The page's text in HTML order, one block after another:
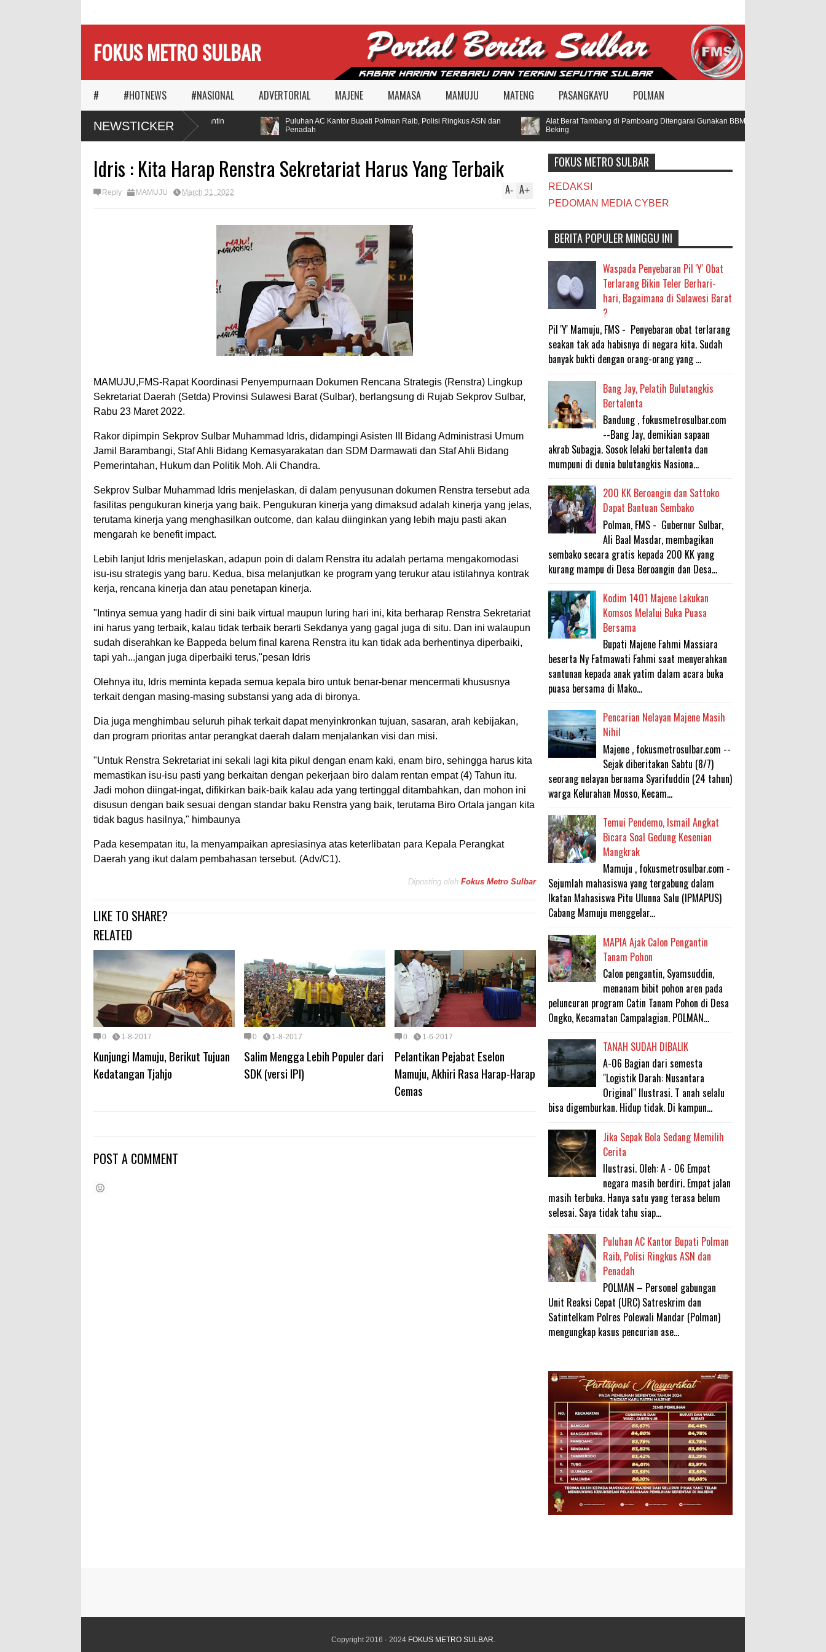
FOKUS METRO SULBAR
# #HOTNEWS #NASIONAL ADVERTORIAL MAJENE MAMASA MAMUJU MATENG PASANGKAYU POLMAN
NEWSTICKER
MAPIA Ajak Calon Pengantin
Tanam Pohon
Puluhan AC Kantor Bupati Polman Raib, Polisi Ringkus ASN dan
Penadah
Alat Berat Tambang di Pamboang Ditengarai Gunakan BBM Subsidi, Oknum TNI dan
Beking
Idris : Kita Harap Renstra Sekretariat Harus Yang Terbaik
Reply MAMUJU March 31, 2022 A+
A-
MAMUJU,FMS-Rapat Koordinasi Penyempurnaan Dokumen Rencana Strategis (Renstra) Lingkup
Sekretariat Daerah (Setda) Provinsi Sulawesi Barat (Sulbar), berlangsung di Rujab Sekprov Sulbar,
Rabu 23 Maret 2022.
Rakor dipimpin Sekprov Sulbar Muhammad Idris, didampingi Asisten III Bidang Administrasi Umum
Jamil Barambangi, Staf Ahli Bidang Kemasyarakatan dan SDM Darmawati dan Staf Ahli Bidang
Pemerintahan, Hukum dan Politik Moh. Ali Chandra.
Sekprov Sulbar Muhammad Idris menjelaskan, di dalam penyusunan dokumen Renstra tersebut ada
fasilitas pengukuran kinerja yang baik. Pengukuran kinerja yang dimaksud adalah kinerja yang jelas,
terutama kinerja yang menghasilkan outcome, dan kalau diinginkan yang lebih maju pasti akan
mengarah ke benefit impact.
Lebih lanjut Idris menjelaskan, adapun poin di dalam Renstra itu adalah pertama mengakomodasi
isu-isu strategis yang baru. Kedua, bisa melanjutkan ke program yang terukur atau istilahnya kontrak
kerja, rencana kinerja dan atau penetapan kinerja.
"Intinya semua yang hadir di sini baik virtual maupun luring hari ini, kita berharap Renstra Sekretariat
ini harus yang terbaik, kalau tidak terbaik berarti Sekdanya yang gagal juga di situ. Dan ini walaupun
sudah diserahkan ke Bappeda belum final karena Renstra itu kan tidak ada berhentinya diperbaiki,
tapi yah...jangan juga diperbaiki terus,"pesan Idris
Olehnya itu, Idris meminta kepada semua kepala biro untuk benar-benar mencermati khususnya
terkait dengan masing-masing substansi yang ada di bironya.
Dia juga menghimbau seluruh pihak terkait dapat menyinkronkan tujuan, sasaran, arah kebijakan,
dan program prioritas antar perangkat daerah dalam menjalankan visi dan misi.
"Untuk Renstra Sekretariat ini sekali lagi kita pikul dengan enam kaki, enam biro, sehingga harus kita
memastikan isu-isu pasti yang berkaitan dengan pekerjaan biro dalam rentan empat (4) Tahun itu.
Jadi mohon diingat-ingat, difikirkan baik-baik kalau ada yang tertinggal ditambahkan, dan mohon ini
disusun dengan baik sesuai dengan standar baku Renstra yang baik, terutama Biro Ortala jangan kita
tidak bagus hasilnya," himbaunya
Pada kesempatan itu, Ia menyampaikan apresiasinya atas keterlibatan para Kepala Perangkat
Daerah yang ikut dalam pembahasan tersebut. (Adv/C1).
Diposting oleh Fokus Metro Sulbar
LIKE TO SHARE?
RELATED
0 1-8-2017
Kunjungi Mamuju, Berikut Tujuan
Kedatangan Tjahjo
0 1-8-2017
Salim Mengga Lebih Populer dari
SDK (versi IPI)
0 1-6-2017
Pelantikan Pejabat Eselon
Mamuju, Akhiri Rasa Harap-Harap
Cemas
POST A COMMENT
FOKUS METRO SULBAR
REDAKSI
PEDOMAN MEDIA CYBER
BERITA POPULER MINGGU INI
Waspada Penyebaran Pil 'Y' Obat
Terlarang Bikin Teler Berhari-
hari, Bagaimana di Sulawesi Barat
?
Pil 'Y' Mamuju, FMS - Penyebaran obat terlarang
seakan tak ada habisnya di negara kita. Sudah
banyak bukti dengan orang-orang yang ...
Bang Jay, Pelatih Bulutangkis
Bertalenta
Bandung , fokusmetrosulbar.com
--Bang Jay, demikian sapaan
akrab Subagja. Sosok lelaki bertalenta dan
mumpuni di dunia bulutangkis Nasiona...
200 KK Beroangin dan Sattoko
Dapat Bantuan Sembako
Polman, FMS - Gubernur Sulbar,
Ali Baal Masdar, membagikan
sembako secara gratis kepada 200 KK yang
kurang mampu di Desa Beroangin dan Desa...
Kodim 1401 Majene Lakukan
Komsos Melalui Buka Puasa
Bersama
Bupati Majene Fahmi Massiara
beserta Ny Fatmawati Fahmi saat menyerahkan
santunan kepada anak yatim dalam acara buka
puasa bersama di Mako...
Pencarian Nelayan Majene Masih
Nihil
Majene , fokusmetrosulbar.com --
Sejak diberitakan Sabtu (8/7)
seorang nelayan bernama Syarifuddin (24 tahun)
warga Kelurahan Mosso, Kecam...
Temui Pendemo, Ismail Angkat
Bicara Soal Gedung Kesenian
Mangkrak
Mamuju , fokusmetrosulbar.com -
Sejumlah mahasiswa yang tergabung dalam
Ikatan Mahasiswa Pitu Ulunna Salu (IPMAPUS)
Cabang Mamuju menggelar...
MAPIA Ajak Calon Pengantin
Tanam Pohon
Calon pengantin, Syamsuddin,
menanam bibit pohon aren pada
peluncuran program Catin Tanam Pohon di Desa
Ongko, Kecamatan Campalagian. POLMAN...
TANAH SUDAH DIBALIK
A-06 Bagian dari semesta
"Logistik Darah: Nusantara
Original" Ilustrasi. T anah selalu
bisa digemburkan. Hidup tidak. Di kampun...
Jika Sepak Bola Sedang Memilih
Cerita
Ilustrasi. Oleh: A - 06 Empat
negara masih berdiri. Empat jalan
masih terbuka. Hanya satu yang terasa belum
selesai. Saya tidak tahu siap...
Puluhan AC Kantor Bupati Polman
Raib, Polisi Ringkus ASN dan
Penadah
POLMAN – Personel gabungan
Unit Reaksi Cepat (URC) Satreskrim dan
Satintelkam Polres Polewali Mandar (Polman)
mengungkap kasus pencurian ase...
Copyright 2016 - 2024 FOKUS METRO SULBAR.